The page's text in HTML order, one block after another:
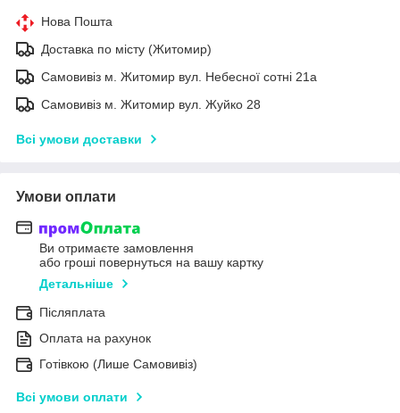
Нова Пошта
Доставка по місту (Житомир)
Самовивіз м. Житомир вул. Небесної сотні 21а
Самовивіз м. Житомир вул. Жуйко 28
Всі умови доставки
Умови оплати
Ви отримаєте замовлення
або гроші повернуться на вашу картку
Детальніше
Післяплата
Оплата на рахунок
Готівкою (Лише Самовивіз)
Всі умови оплати